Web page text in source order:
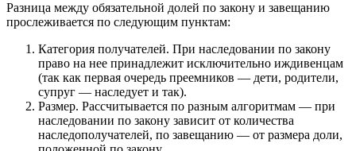
Разница между обязательной долей по закону и завещанию
прослеживается по следующим пунктам:
Категория получателей. При наследовании по закону
право на нее принадлежит исключительно иждивенцам
(так как первая очередь преемников — дети, родители,
супруг — наследует и так).
Размер. Рассчитывается по разным алгоритмам — при
наследовании по закону зависит от количества
наследополучателей, по завещанию — от размера доли,